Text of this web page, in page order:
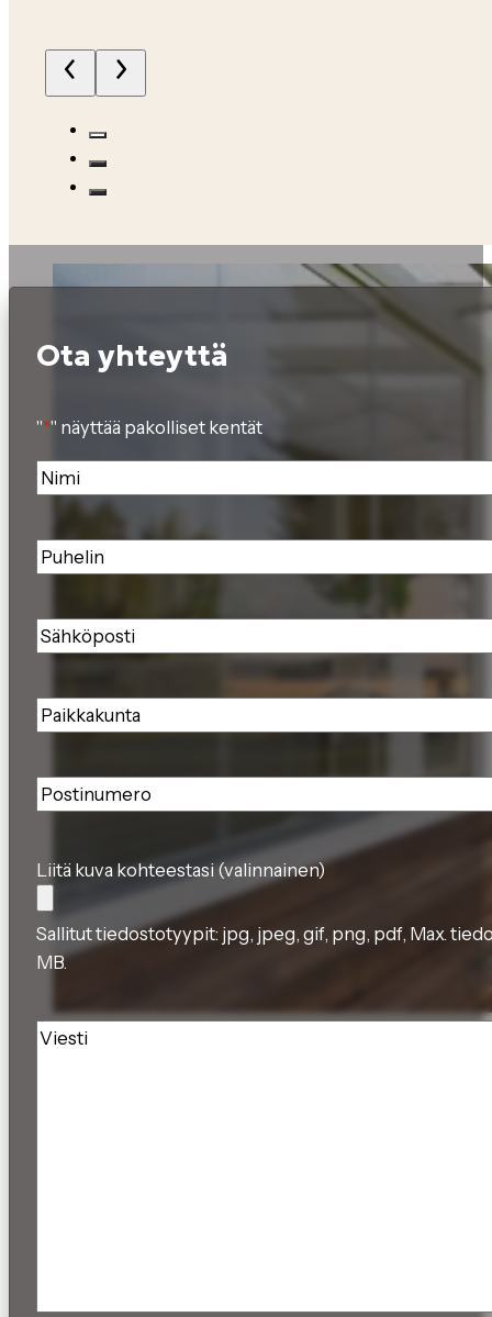
Ota yhteyttä
"*" näyttää pakolliset kentät
Nimi*
Puhelin*
Sähköposti*
Paikkakunta*
Postinumero*
Liitä kuva kohteestasi (valinnainen)
Sallitut tiedostotyypit: jpg, jpeg, gif, png, pdf, Max.
MB.
Viesti